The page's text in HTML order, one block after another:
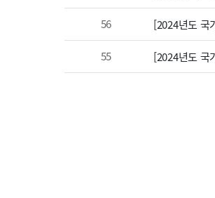
56 [2024년도 국
55 [2024년도 국